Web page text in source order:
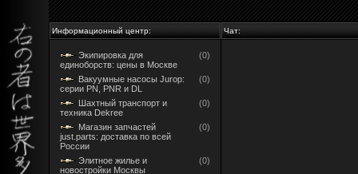
Информационный центр: Чат:
Экипировка для
единоборств: цены в Москве
(0)
Вакуумные насосы Jurop:
серии PN, PNR и DL
(0)
Шахтный транспорт и
техника Dekree
(0)
Магазин запчастей
just.parts: доставка по всей
России
(0)
Элитное жилье и
новостройки Москвы
(0)